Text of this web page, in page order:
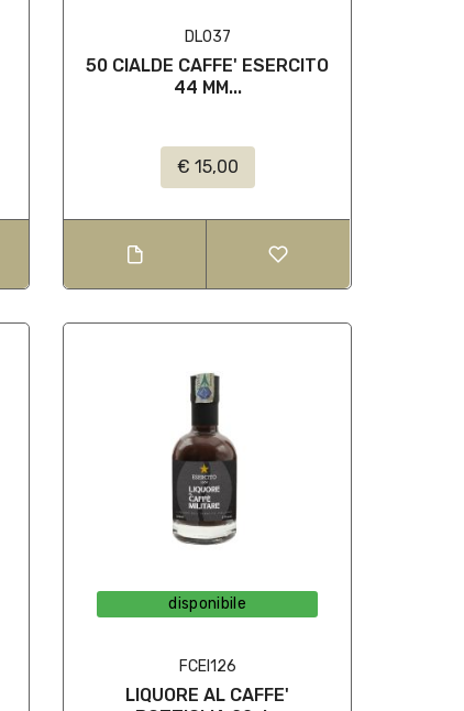
DL037
50 CIALDE CAFFE' ESERCITO
44 MM...
€ 15,00
disponibile
FCEI126
LIQUORE AL CAFFE'